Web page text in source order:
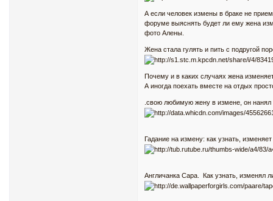
А если человек измены в браке не
форуме выяснять будет ли ему жена
фото Алены.
Жена стала гулять и пить с подругой
Почему и в каких случаях жена
А иногда поехать вместе на отдых
.свою любимую жену в измене, он нанял
Гадание на измену: как узнать,
Англичанка Сара. Как узнать, изменял